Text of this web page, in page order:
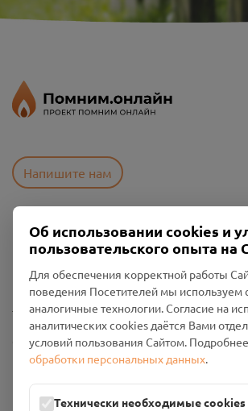
Напишите нам
Пользовательское соглашение
Политика конфиденциальности
Промо-материалы
Настройки cookies
Общество с ограниченной
Проект Помним»
Юридический адрес: 216790, Смоленская
Об использовании cookies и
пользовательского опыта на
Для обеспечения корректной работы
поведения Посетителей мы используем
аналогичные технологии. Согласие на
аналитических cookies даётся Вами
условий пользования Сайтом.
обработки персональных данных.
Технически необходимые cookies